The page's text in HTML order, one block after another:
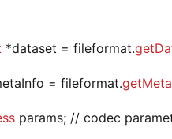
*dataset = fileformat.
= fileformat.
params; // codec